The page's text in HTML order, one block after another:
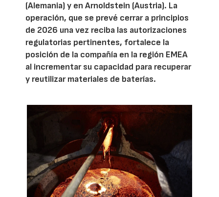
(Alemania) y en Arnoldstein (Austria). La
operación, que se prevé cerrar a principios
de 2026 una vez reciba las autorizaciones
regulatorias pertinentes, fortalece la
posición de la compañía en la región EMEA
al incrementar su capacidad para recuperar
y reutilizar materiales de baterías.